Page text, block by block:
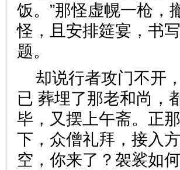
饭。”那怪虚幌一枪，
怪，且安排筵宴，书
题。
却说行者攻门不开
已 葬埋了那老和尚，
毕，又摆上午斋。正
下，众僧礼拜，接入
空，你来了？袈裟如